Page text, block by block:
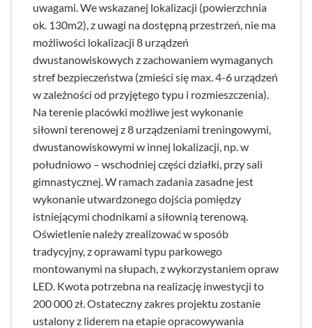
uwagami. We wskazanej lokalizacji (powierzchnia
ok. 130m2), z uwagi na dostępną przestrzeń, nie ma
możliwości lokalizacji 8 urządzeń
dwustanowiskowych z zachowaniem wymaganych
stref bezpieczeństwa (zmieści się max. 4-6 urządzeń
w zależności od przyjętego typu i rozmieszczenia).
Na terenie placówki możliwe jest wykonanie
siłowni terenowej z 8 urządzeniami treningowymi,
dwustanowiskowymi w innej lokalizacji, np. w
południowo – wschodniej części działki, przy sali
gimnastycznej. W ramach zadania zasadne jest
wykonanie utwardzonego dojścia pomiędzy
istniejącymi chodnikami a siłownią terenową.
Oświetlenie należy zrealizować w sposób
tradycyjny, z oprawami typu parkowego
montowanymi na słupach, z wykorzystaniem opraw
LED. Kwota potrzebna na realizację inwestycji to
200 000 zł. Ostateczny zakres projektu zostanie
ustalony z liderem na etapie opracowywania